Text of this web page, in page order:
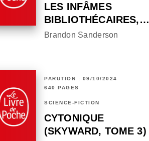
LES INFÂMES
BIBLIOTHÉCAIRES,…
Brandon Sanderson
PARUTION : 09/10/2024
640 PAGES
SCIENCE-FICTION
CYTONIQUE
(SKYWARD, TOME 3)